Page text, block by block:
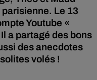
Le 13
Youtube «
a partagé des bons
des anecdotes
volés !